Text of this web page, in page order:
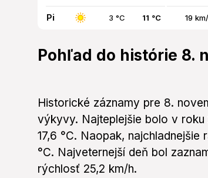
Pi 3 °C 11 °C 19
Pohľad do histórie 8.
Historické záznamy pre 8.
výkyvy. Najteplejšie bolo v roku
17,6 °C. Naopak,
°C. Najveternejší deň bol
rýchlosť 25,2 km/h.